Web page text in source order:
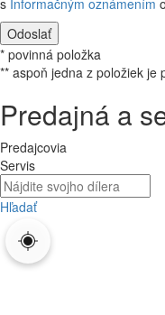
s Informačným oznámením
Odoslať
* povinná položka
** aspoň jedna z položiek je
Predajná a
Predajcovia
Servis
Hľadať